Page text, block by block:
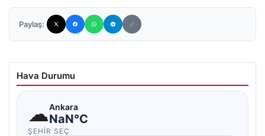
Paylaş:
Hava Durumu
☁Ankara
NaN°C
ŞEHIR SEÇ